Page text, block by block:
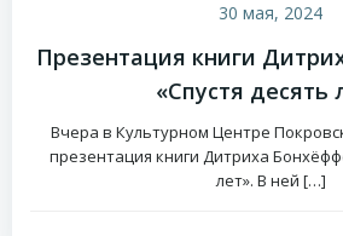
30 мая, 2024
Презентация книги
«Спустя десять
Вчера в Культурном Центре
презентация книги Дитриха
лет». В ней […]